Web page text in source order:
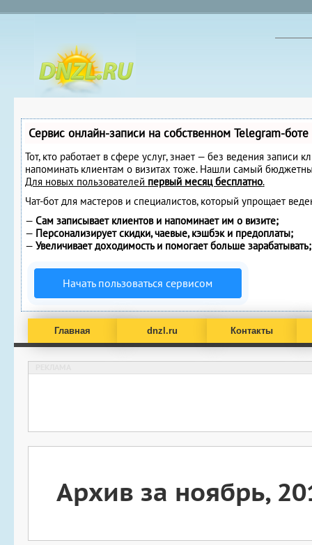
Сервис онлайн-записи на собственном Telegram-боте
Тот, кто работает в сфере услуг, знает — без ведения записи
напоминать клиентам о визитах тоже. Нашли самый
Для новых пользователей первый месяц бесплатно.
Чат-бот для мастеров и специалистов, который упрощает
— Сам записывает клиентов и напоминает им о визите;
— Персонализирует скидки, чаевые, кэшбэк и предоплаты;
— Увеличивает доходимость и помогает больше зарабатывать;
Начать пользоваться сервисом
Главная dnzl.ru Контакты
Архив за ноябрь,